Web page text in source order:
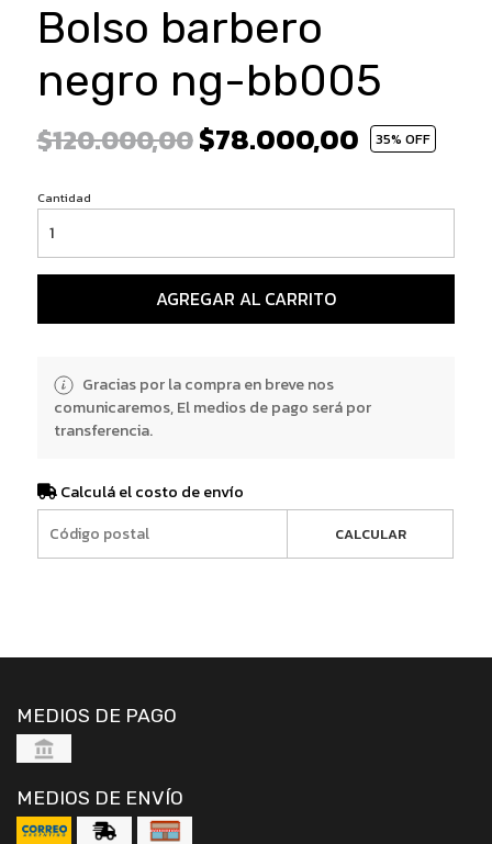
Bolso barbero
negro ng-bb005
$120.000,00$78.000,00 35% OFF
Cantidad
AGREGAR AL CARRITO
Gracias por la compra en breve nos
comunicaremos, El medios de pago será por
transferencia.
Calculá el costo de envío
CALCULAR
MEDIOS DE PAGO
MEDIOS DE ENVÍO